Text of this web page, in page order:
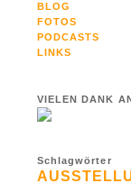
BLOG
FOTOS
PODCASTS
LINKS
VIELEN DANK
Schlagwörter